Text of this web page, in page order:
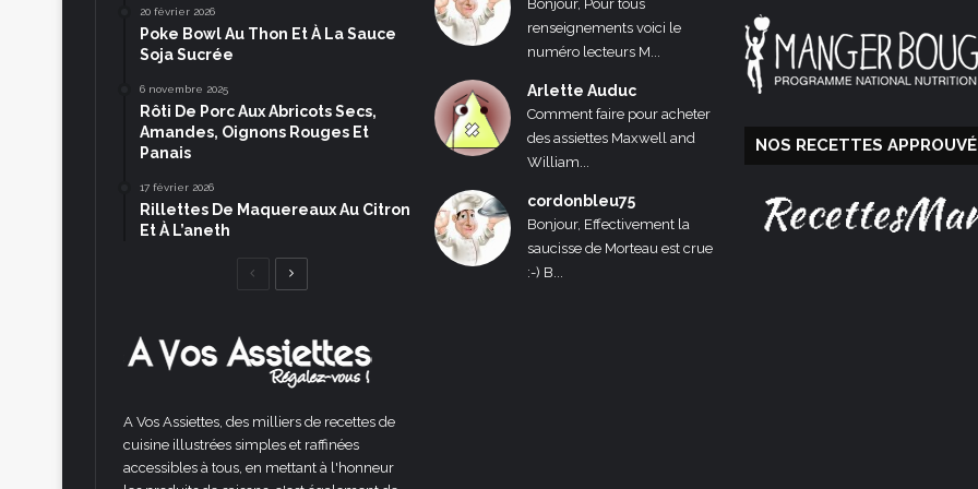
20 février 2026
Poke Bowl Au Thon Et À La Sauce
Soja Sucrée
6 novembre 2025
Rôti De Porc Aux Abricots Secs,
Amandes, Oignons Rouges Et
Panais
17 février 2026
Rillettes De Maquereaux Au Citron
Et À L’aneth
Page
A Vos Assiettes, des milliers de recettes de
cuisine illustrées simples et raffinées
accessibles à tous, en mettant à l'honneur
Bonjour, Pour tous
renseignements voici le
numéro lecteurs M...
Arlette Auduc
Comment faire pour acheter
des assiettes Maxwell and
William...
cordonbleu75
Bonjour, Effectivement la
saucisse de Morteau est crue
:-) B...
NOS RECETTES